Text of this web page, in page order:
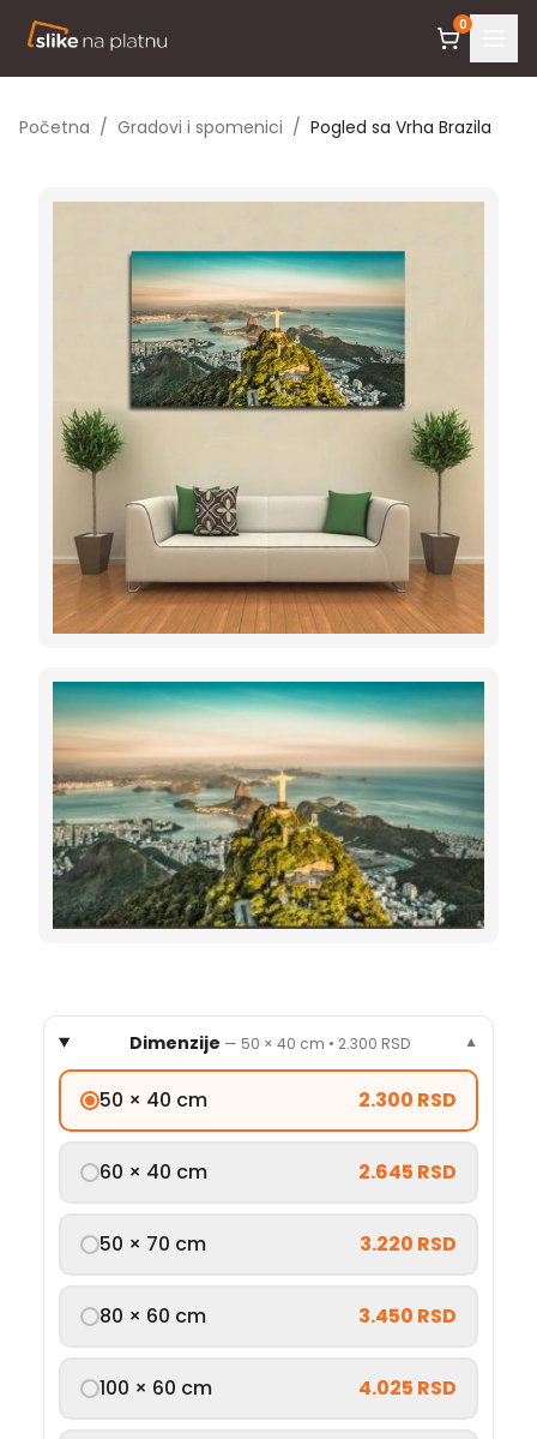
0
Početna / Gradovi i spomenici / Pogled sa Vrha Brazila
Dimenzije — 50 × 40 cm • 2.300 RSD ▼
50 × 40 cm 2.300 RSD
60 × 40 cm 2.645 RSD
50 × 70 cm 3.220 RSD
80 × 60 cm 3.450 RSD
100 × 60 cm 4.025 RSD